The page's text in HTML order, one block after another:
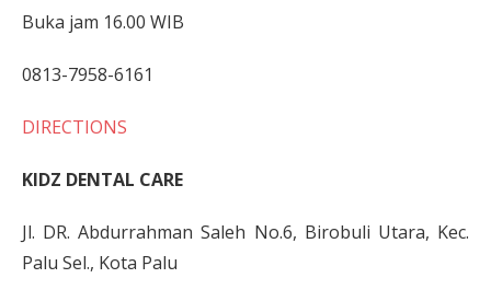
Buka jam 16.00 WIB
0813-7958-6161
DIRECTIONS
KIDZ DENTAL CARE
Jl. DR. Abdurrahman Saleh No.6, Birobuli Utara, Kec.
Palu Sel., Kota Palu